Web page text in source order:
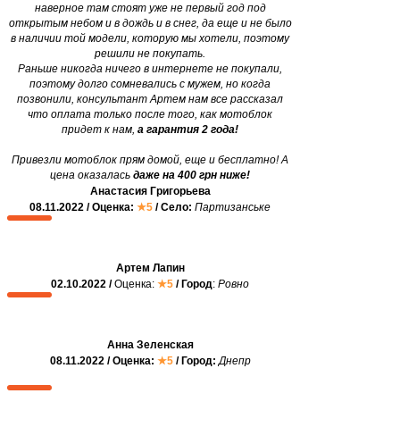
наверное там стоят уже не первый год под
открытым небом и в дождь и в снег, да еще и не было
в наличии той модели, которую мы хотели, поэтому
решили не покупать.
Раньше никогда ничего в интернете не покупали,
поэтому долго сомневались с мужем, но когда
позвонили, консультант Артем нам все рассказал
что оплата только после того, как мотоблок
придет к нам, а гарантия 2 года!
Привезли мотоблок прям домой, еще и бесплатно! А
цена оказалась даже на 400 грн ниже!
Анастасия Григорьева
08.11.2022 / Оценка: ★5 / Село: Партизанське
Артем Лапин
02.10.2022 /Оценка: ★5 / Город: Ровно
Анна Зеленская
08.11.2022 / Оценка: ★5 / Город: Днепр